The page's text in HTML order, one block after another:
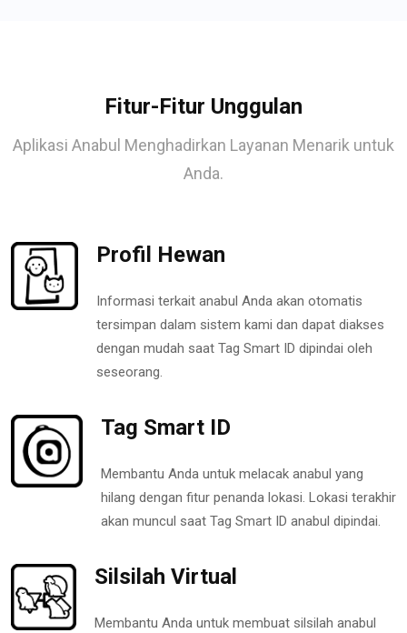
Fitur-Fitur Unggulan
Aplikasi Anabul Menghadirkan Layanan Menarik untuk
Anda.
Profil Hewan
Informasi terkait anabul Anda akan otomatis
tersimpan dalam sistem kami dan dapat diakses
dengan mudah saat Tag Smart ID dipindai oleh
seseorang.
Tag Smart ID
Membantu Anda untuk melacak anabul yang
hilang dengan fitur penanda lokasi. Lokasi terakhir
akan muncul saat Tag Smart ID anabul dipindai.
Silsilah Virtual
Membantu Anda untuk membuat silsilah anabul